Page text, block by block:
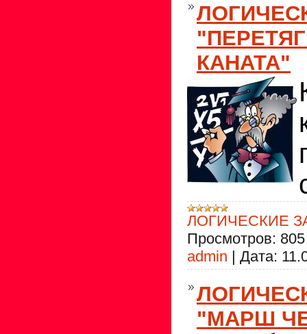
КАНАТА"
ЛОГИЧЕСКИЕ
Просмотров: 805
admin | Дата:
"МАРШ